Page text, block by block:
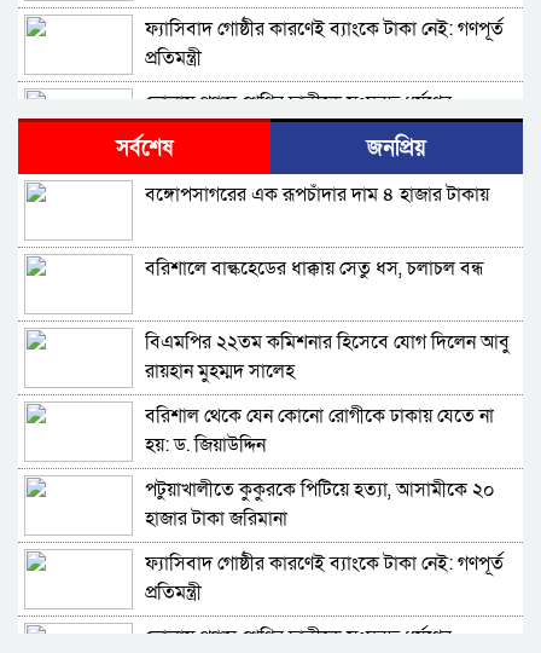
ফ্যাসিবাদ গোষ্ঠীর কারণেই ব্যাংকে টাকা নেই: গণপূর্ত
প্রতিমন্ত্রী
ভোলায় পঞ্চম শ্রেণির ছাত্রীকে সংঘবদ্ধ ধর্ষণের
অভিযোগ, গ্রেপ্তার ৩
বরিশালে রাস্তার পাশ থেকে ৯ বস্তা সরকারি কম্বল
উদ্ধার
লোডশেডিংয়ে বিপর্যস্ত কুয়াকাটা, মুখ থুবড়ে পড়ছে
পর্যটন ব্যবসা
বরগুনায় মৃত ভেবে মিলাদ, ১৭ বছর পর বাড়ি ফিরলেন
আলমগীর
ববি শিক্ষককে সাময়িক বরখাস্ত
মহিপুরে ব্যবসায়ীকে হত্যাচেষ্টার মামলার প্রধান
আসামি গ্রেপ্তার
ঝালকাঠি নতুন কার্পেটিং সড়ক কেটে কালভার্ট নির্মাণ
কুয়াকাটায় জেলের জালে ধরা পড়লো দৃষ্টিনন্দন লাল
সর্বশেষ জনপ্রিয়
বঙ্গোপসাগরের এক রূপচাঁদার দাম ৪ হাজার টাকায়
বরিশালে বাল্কহেডের ধাক্কায় সেতু ধস, চলাচল বন্ধ
বিএমপির ২২তম কমিশনার হিসেবে যোগ দিলেন আবু
রায়হান মুহম্মদ সালেহ
বরিশাল থেকে যেন কোনো রোগীকে ঢাকায় যেতে না
হয়: ড. জিয়াউদ্দিন
পটুয়াখালীতে কুকুরকে পিটিয়ে হত্যা, আসামীকে ২০
হাজার টাকা জরিমানা
ফ্যাসিবাদ গোষ্ঠীর কারণেই ব্যাংকে টাকা নেই: গণপূর্ত
প্রতিমন্ত্রী
ভোলায় পঞ্চম শ্রেণির ছাত্রীকে সংঘবদ্ধ ধর্ষণের